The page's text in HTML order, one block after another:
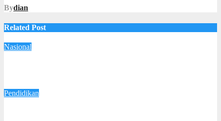
Bydian
Related Post
Nasional
Pendidikan